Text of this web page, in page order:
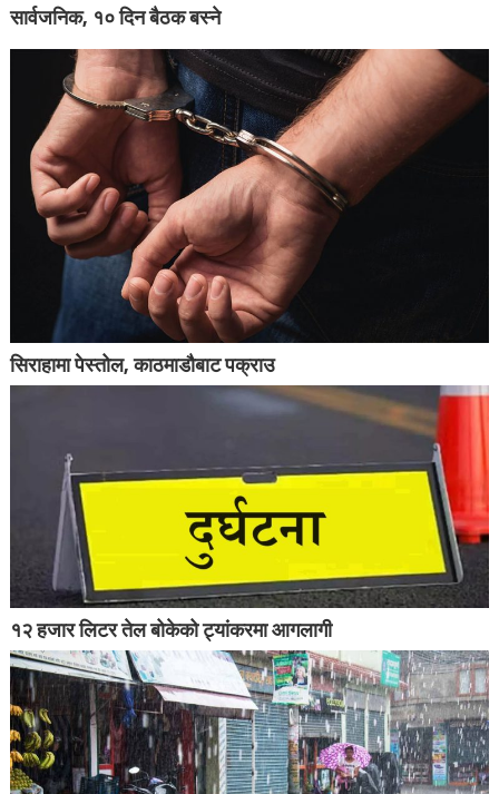
सार्वजनिक, १० दिन बैठक बस्ने
सिराहामा पेस्तोल, काठमाडौबाट पक्राउ
१२ हजार लिटर तेल बोकेको ट्यांकरमा आगलागी